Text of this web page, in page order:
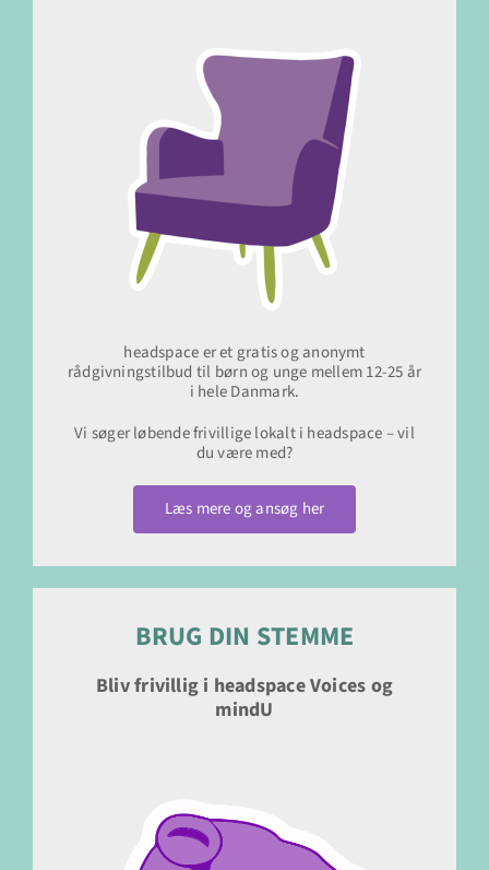
headspace er et gratis og anonymt
rådgivningstilbud til børn og unge mellem 12-25 år
i hele Danmark.
Vi søger løbende frivillige lokalt i headspace – vil
du være med?
Læs mere og ansøg her
BRUG DIN STEMME
Bliv frivillig i headspace Voices og
mindU